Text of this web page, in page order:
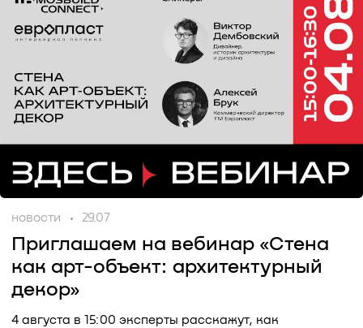
новости 29.07
Приглашаем на вебинар «Стена
как арт-объект: архитектурный
декор»
4 августа в 15:00 эксперты расскажут, как